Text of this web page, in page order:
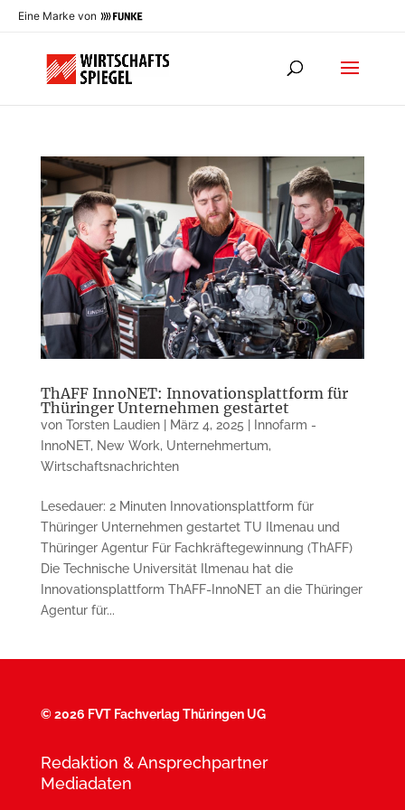
Eine Marke von
ThAFF InnoNET: Innovationsplattform für
Thüringer Unternehmen gestartet
von Torsten Laudien| März 4, 2025
Innofarm -
InnoNET, New Work, Unternehmertum,
Wirtschaftsnachrichten
Lesedauer: 2 Minuten Innovationsplattform für
Thüringer Unternehmen gestartet TU Ilmenau und
Thüringer Agentur Für Fachkräftegewinnung (ThAFF)
Die Technische Universität Ilmenau hat die
Innovationsplattform ThAFF-InnoNET an die Thüringer
Agentur für...
©2026 FVT Fachverlag Thüringen UG
Redaktion & Ansprechpartner
Mediadaten